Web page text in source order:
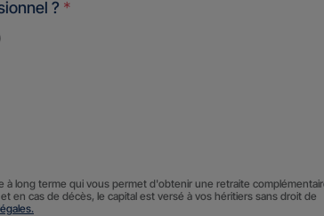
? *
à long terme qui vous permet d'obtenir une retraite
en cas de décès, le capital est versé à vos héritiers sans droit de